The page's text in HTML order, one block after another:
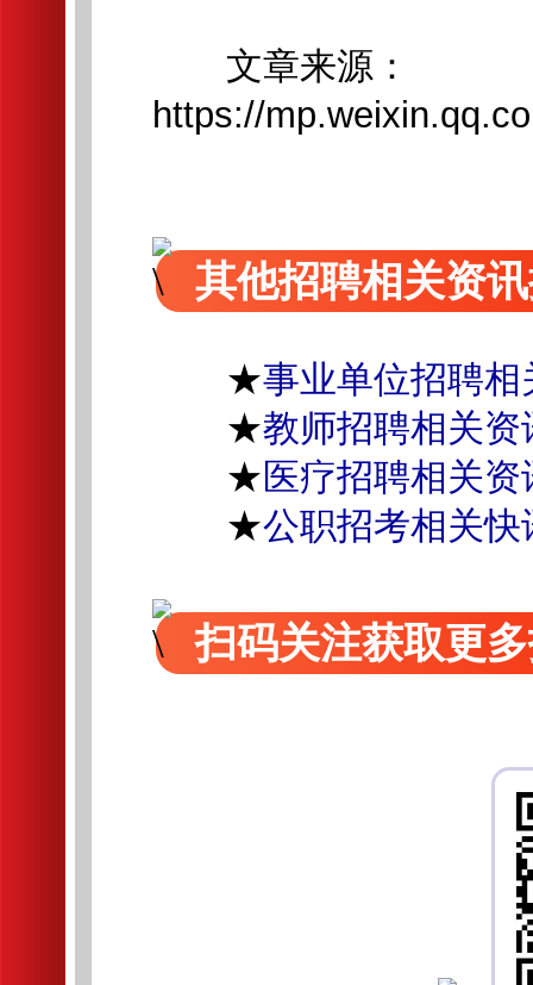
文章来源：
https://
其他招聘相关资
★事业单位招聘相
★教师招聘相关资
★医疗招聘相关资
★公职招考相关快
扫码关注获取更